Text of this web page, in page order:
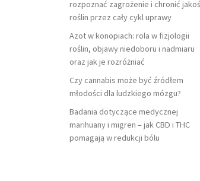
rozpoznać zagrożenie i chronić
roślin przez cały cykl uprawy
Azot w konopiach: rola w fizjologii
roślin, objawy niedoboru i nadmiaru
oraz jak je rozróżniać
Czy cannabis może być źródłem
młodości dla ludzkiego mózgu?
Badania dotyczące medycznej
marihuany i migren – jak CBD i THC
pomagają w redukcji bólu